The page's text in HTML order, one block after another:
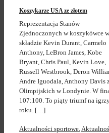
Koszykarze USA ze złotem
Reprezentacja Stanów
Zjednoczonych w koszykówce w
składzie Kevin Durant, Carmelo
Anthony, LeBron James, Kobe
Bryant, Chris Paul, Kevin Love,
Russell Westbrook, Deron
Andre Iguodala, Anthony Davis
Olimpijskich w Londynie. W
107:100. To piąty triumf na
roku. […]
Aktualności sportowe,